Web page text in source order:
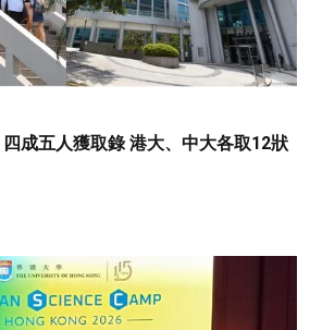
成五人獲取錄 港大、中大各取12狀